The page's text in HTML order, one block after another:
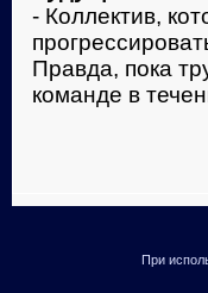
- Коллектив,
Правда, пока
команде в
При